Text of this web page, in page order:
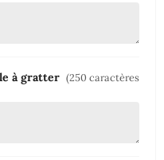
à gratter (250 caractères